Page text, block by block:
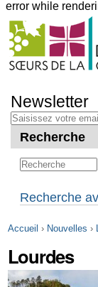
error while
Outils
personnels
au
contenu.
Aller
navigation
Newsletter
Recherche
Recherche
Accueil › Nouvelles ›
Lourdes